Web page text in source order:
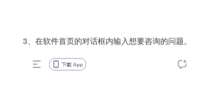
3、在软件首页的对话框内输入想要咨询的问题。